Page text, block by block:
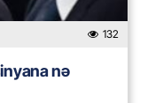
132
nə